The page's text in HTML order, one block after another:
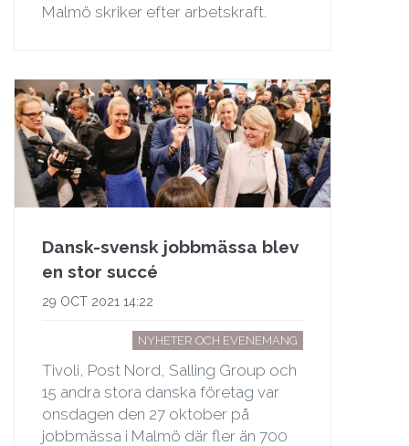
Malmö skriker efter arbetskraft.
Dansk-svensk jobbmässa blev
en stor succé
29 OCT 2021 14:22
NYHETER OCH EVENEMANG
Tivoli, Post Nord, Salling Group och
15 andra stora danska företag var
onsdagen den 27 oktober på
jobbmässa i Malmö där fler än 700